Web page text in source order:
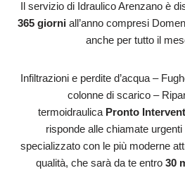
Il servizio di Idraulico Arenzano è
365 giorni all’anno compresi
anche per tutto il
Infiltrazioni e perdite d’acqua –
colonne di scarico –
termoidraulica Pronto
risponde alle chiamate
specializzato con le più moderne
qualità, che sarà da te entro 30